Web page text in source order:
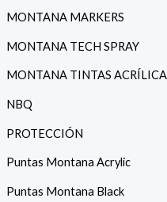
MONTANA MARKERS
MONTANA TECH SPRAY
MONTANA TINTAS
NBQ
PROTECCIÓN
Puntas Montana Acrylic
Puntas Montana Black